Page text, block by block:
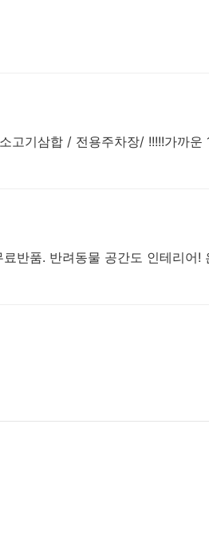
고기삼합 / 전용주차장/ !!!!!가까운
반품. 반려동물 공간도 인테리어!